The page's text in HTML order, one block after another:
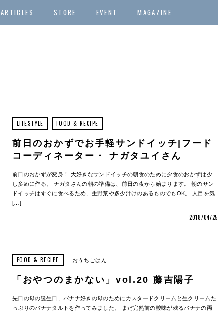
ARTICLES STORE EVENT MAGAZINE
LIFESTYLE FOOD & RECIPE
前日のおかずでお手軽サンドイッチ|フード
コーディネーター・ ナガタユイさん
前日のおかずが変身！ 大好きなサンドイッチの朝食のために夕食のおかずは少
し多めに作る。 ナガタさんの朝の準備は、前日の夜から始まります。 朝のサン
ドイッチはすぐに食べるため、生野菜や多少汁けのあるものでもOK。 人目を気
[…]
2018/04/25
FOOD & RECIPE おうちごはん
「おやつのまかない」vol.20 藤吉陽子
先日の母の誕生日、バナナ好きの母のためにカスタードクリームと生クリームた
っぷりのバナナタルトを作ってみました。 まだ完熟前の酸味が残るバナナの両